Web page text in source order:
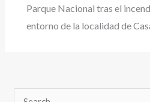
Parque Nacional tras el
entorno de la localidad de